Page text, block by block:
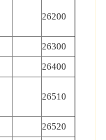
26200
26300
26400
26510
26520